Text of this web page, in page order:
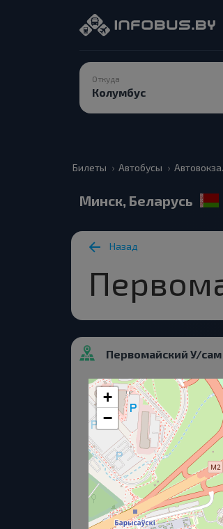
Откуда
Билеты Автобусы
Минск, Беларусь
Назад
Первомайский У/сам
+
−